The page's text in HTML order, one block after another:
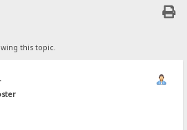
this topic.